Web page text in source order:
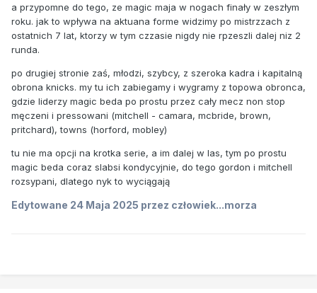
a przypomne do tego, ze magic maja w nogach finały w zeszłym
roku. jak to wpływa na aktuana forme widzimy po mistrzzach z
ostatnich 7 lat, ktorzy w tym czzasie nigdy nie rpzeszli dalej niz 2
runda.
po drugiej stronie zaś, młodzi, szybcy, z szeroka kadra i kapitalną
obrona knicks. my tu ich zabiegamy i wygramy z topowa obronca,
gdzie liderzy magic beda po prostu przez cały mecz non stop
męczeni i pressowani (mitchell - camara, mcbride, brown,
pritchard), towns (horford, mobley)
tu nie ma opcji na krotka serie, a im dalej w las, tym po prostu
magic beda coraz slabsi kondycyjnie, do tego gordon i mitchell
rozsypani, dlatego nyk to wyciągają
Edytowane 24 Maja 2025 przez człowiek...morza